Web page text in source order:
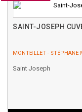
SAINT-JOSEPH
MONTEILLET - STÉPHANE
Saint Joseph